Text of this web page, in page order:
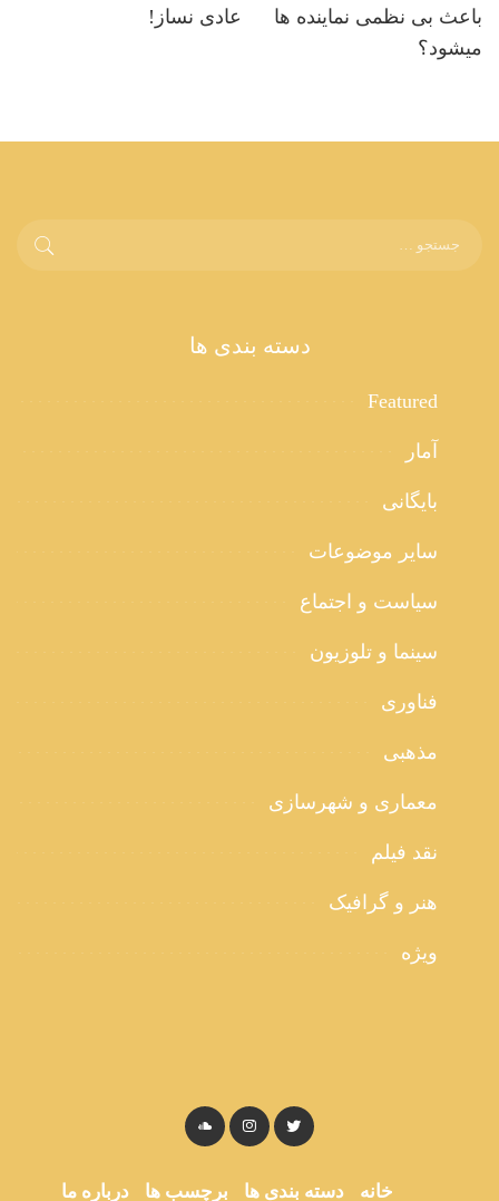
باعث بی نظمی نماینده ها
میشود؟
عادی نساز!
دسته بندی ها
Featured
آمار
بایگانی
سایر موضوعات
سیاست و اجتماع
سینما و تلوزیون
فناوری
مذهبی
معماری و شهرسازی
نقد فیلم
هنر و گرافیک
ویژه
خانه دسته بندی ها برچسب ها درباره ما